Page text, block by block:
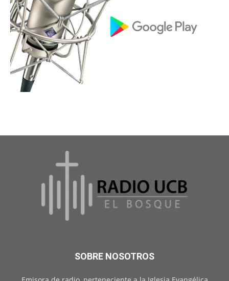
SOBRE NOSOTROS